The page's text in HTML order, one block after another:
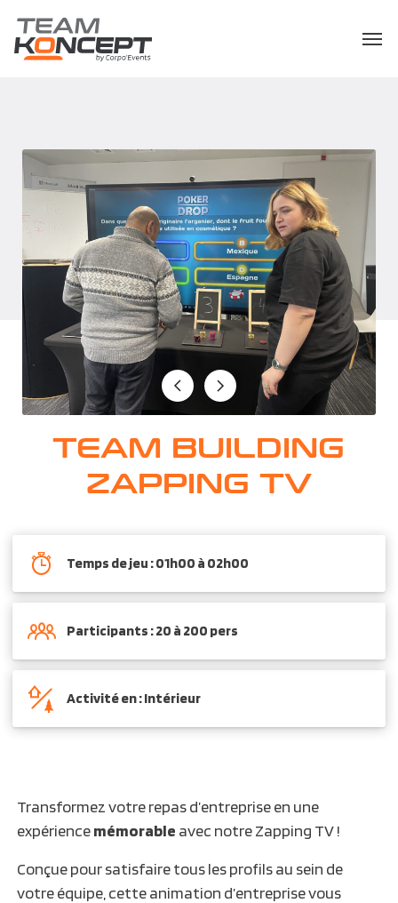
TEAM BUILDING
ZAPPING TV
Temps de jeu : 01h00 à 02h00
Participants : 20 à 200 pers
Activité en : Intérieur
Transformez votre repas d’entreprise en une
expériencemémorable avec notre Zapping TV !
Conçue pour satisfaire tous les profils au sein de
votre équipe, cette animation d’entreprise vous